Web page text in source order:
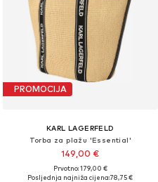
PROMOCIJA
KARL LAGERFELD
Torba za plažu 'Essential'
149,00 €
Prvotno: 179,00 €
Posljednja najniža cijena:78,75 €